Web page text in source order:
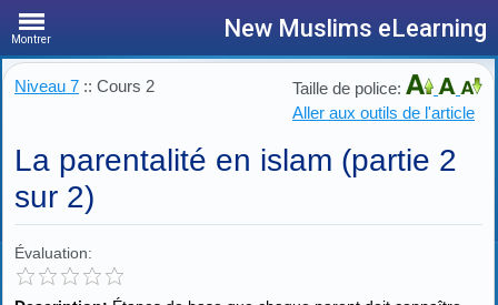
Montrer New Muslims eLearning
Niveau 7 :: Cours 2
Taille de police:
Aller aux outils de l'article
La parentalité en islam (partie 2
sur 2)
Évaluation: